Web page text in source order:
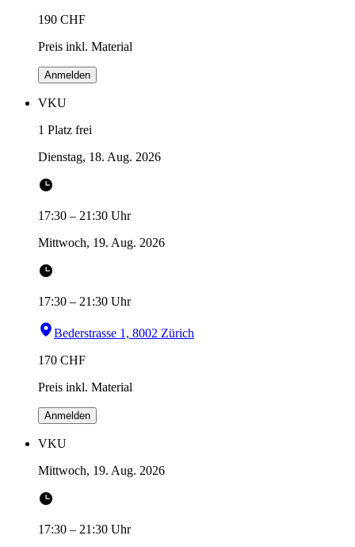
190 CHF
Preis inkl. Material
Anmelden
VKU
1 Platz frei
Dienstag, 18. Aug. 2026
17:30 – 21:30 Uhr
Mittwoch, 19. Aug. 2026
17:30 – 21:30 Uhr
Bederstrasse 1, 8002 Zürich
170 CHF
Preis inkl. Material
Anmelden
VKU
Mittwoch, 19. Aug. 2026
17:30 – 21:30 Uhr